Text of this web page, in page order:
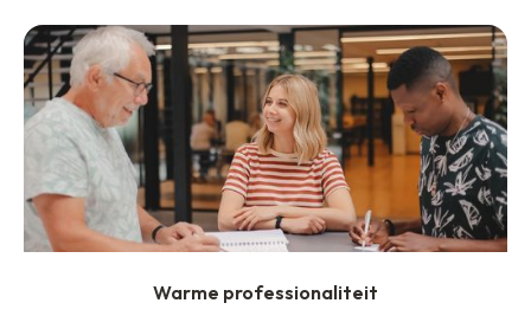
Warme professionaliteit